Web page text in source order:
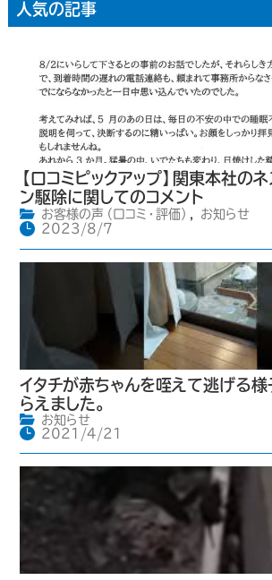
人気の記事
【口コミピックアップ】関東本社の
ン駆除に関してのコメント
お客様の声（口コミ・評価） ,
お知らせ
2023/8/7
イタチが赤ちゃんを咥えて逃げる
らえました。
お知らせ
2021/4/21